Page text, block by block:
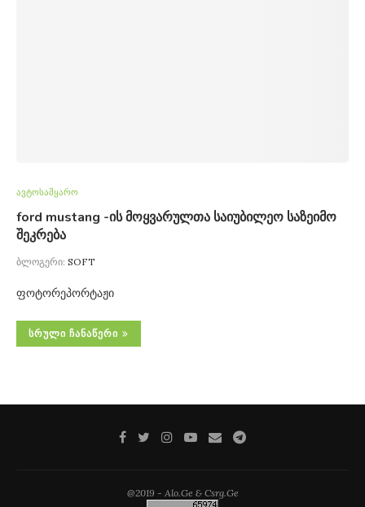
ავტოსამყარო
ford mustang -ის მოყვარულთა საიუბილეო საზეიმო
შეკრება
ბლოგერი: SOFT
ფოტორეპორტაჟი
ᲡᲠᲣᲚᲘ ᲩᲐᲜᲐᲬᲔᲠᲘ
@2019 - Alo.Ge & Csrg.Ge